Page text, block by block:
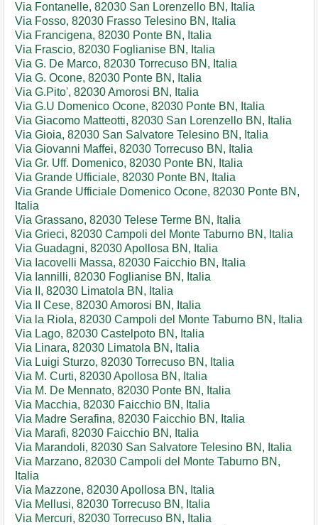
Via Fontanelle, 82030 San Lorenzello BN, Italia
Via Fosso, 82030 Frasso Telesino BN, Italia
Via Francigena, 82030 Ponte BN, Italia
Via Frascio, 82030 Foglianise BN, Italia
Via G. De Marco, 82030 Torrecuso BN, Italia
Via G. Ocone, 82030 Ponte BN, Italia
Via G.Pito', 82030 Amorosi BN, Italia
Via G.U Domenico Ocone, 82030 Ponte BN, Italia
Via Giacomo Matteotti, 82030 San Lorenzello BN, Italia
Via Gioia, 82030 San Salvatore Telesino BN, Italia
Via Giovanni Maffei, 82030 Torrecuso BN, Italia
Via Gr. Uff. Domenico, 82030 Ponte BN, Italia
Via Grande Ufficiale, 82030 Ponte BN, Italia
Via Grande Ufficiale Domenico Ocone, 82030 Ponte BN,
Italia
Via Grassano, 82030 Telese Terme BN, Italia
Via Grieci, 82030 Campoli del Monte Taburno BN, Italia
Via Guadagni, 82030 Apollosa BN, Italia
Via Iacovelli Massa, 82030 Faicchio BN, Italia
Via Iannilli, 82030 Foglianise BN, Italia
Via II, 82030 Limatola BN, Italia
Via II Cese, 82030 Amorosi BN, Italia
Via la Riola, 82030 Campoli del Monte Taburno BN, Italia
Via Lago, 82030 Castelpoto BN, Italia
Via Linara, 82030 Limatola BN, Italia
Via Luigi Sturzo, 82030 Torrecuso BN, Italia
Via M. Curti, 82030 Apollosa BN, Italia
Via M. De Mennato, 82030 Ponte BN, Italia
Via Macchia, 82030 Faicchio BN, Italia
Via Madre Serafina, 82030 Faicchio BN, Italia
Via Marafi, 82030 Faicchio BN, Italia
Via Marandoli, 82030 San Salvatore Telesino BN, Italia
Via Marzano, 82030 Campoli del Monte Taburno BN,
Italia
Via Mazzone, 82030 Apollosa BN, Italia
Via Mellusi, 82030 Torrecuso BN, Italia
Via Mercuri, 82030 Torrecuso BN, Italia